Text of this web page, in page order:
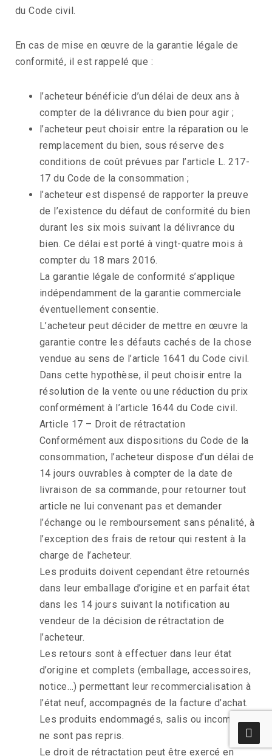
du Code civil.
En cas de mise en œuvre de la garantie légale de
conformité, il est rappelé que :
l’acheteur bénéficie d’un délai de deux ans à
compter de la délivrance du bien pour agir ;
l’acheteur peut choisir entre la réparation ou le
remplacement du bien, sous réserve des
conditions de coût prévues par l’article L. 217-
17 du Code de la consommation ;
l’acheteur est dispensé de rapporter la preuve
de l’existence du défaut de conformité du bien
durant les six mois suivant la délivrance du
bien. Ce délai est porté à vingt-quatre mois à
compter du 18 mars 2016.
La garantie légale de conformité s’applique
indépendamment de la garantie commerciale
éventuellement consentie.
L’acheteur peut décider de mettre en œuvre la
garantie contre les défauts cachés de la chose
vendue au sens de l’article 1641 du Code civil.
Dans cette hypothèse, il peut choisir entre la
résolution de la vente ou une réduction du prix
conformément à l’article 1644 du Code civil.
Article 17 – Droit de rétractation
Conformément aux dispositions du Code de la
consommation, l’acheteur dispose d’un délai de
14 jours ouvrables à compter de la date de
livraison de sa commande, pour retourner tout
article ne lui convenant pas et demander
l’échange ou le remboursement sans pénalité, à
l’exception des frais de retour qui restent à la
charge de l’acheteur.
Les produits doivent cependant être retournés
dans leur emballage d’origine et en parfait état
dans les 14 jours suivant la notification au
vendeur de la décision de rétractation de
l’acheteur.
Les retours sont à effectuer dans leur état
d’origine et complets (emballage, accessoires,
notice…) permettant leur recommercialisation à
l’état neuf, accompagnés de la facture d’achat.
Les produits endommagés, salis ou incomplets
ne sont pas repris.
Le droit de rétractation peut être exercé en